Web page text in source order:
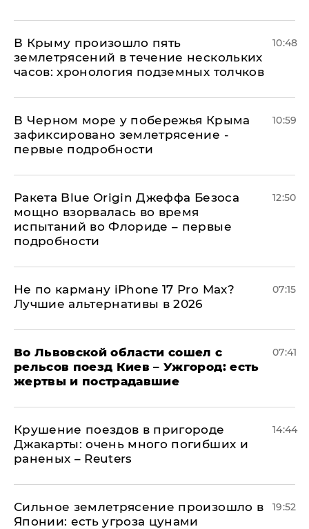
В Крыму произошло пять
землетрясений в течение нескольких
часов: хронология подземных толчков
10:48
В Черном море у побережья Крыма
зафиксировано землетрясение -
первые подробности
10:59
Ракета Blue Origin Джеффа Безоса
мощно взорвалась во время
испытаний во Флориде – первые
подробности
12:50
Не по карману iPhone 17 Pro Max?
Лучшие альтернативы в 2026
07:15
Во Львовской области сошел с
рельсов поезд Киев – Ужгород: есть
жертвы и пострадавшие
07:41
Крушение поездов в пригороде
Джакарты: очень много погибших и
раненых – Reuters
14:44
Сильное землетрясение произошло в
Японии: есть угроза цунами
19:52